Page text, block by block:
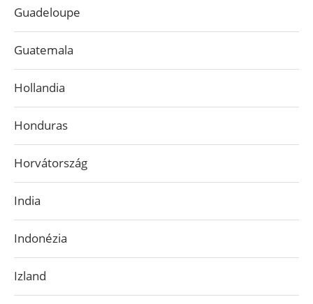
Guadeloupe
Guatemala
Hollandia
Honduras
Horvátország
India
Indonézia
Izland